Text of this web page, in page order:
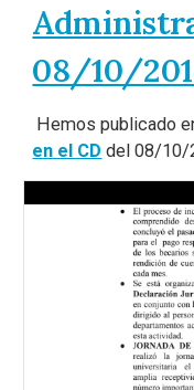
08/10/
Hemos publicado
en el CD del 08/10/